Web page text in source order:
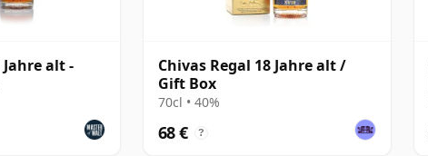
Jahre alt -
Chivas Regal 18 Jahre alt /
Gift Box
70cl • 40%
68 € ?